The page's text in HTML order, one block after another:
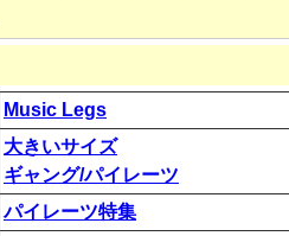
Music Legs
大きいサイズ
ギャング/パイレーツ
パイレーツ特集